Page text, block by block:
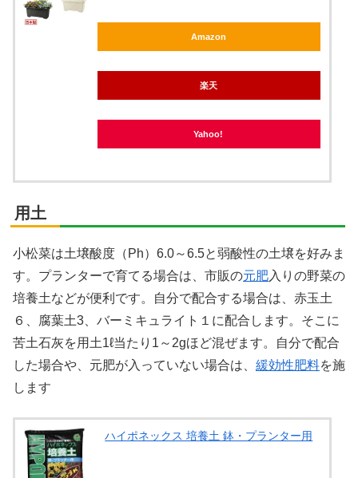
Amazon
楽天
Yahoo!
用土
小松菜は土壌酸度（Ph）6.0～6.5と弱酸性の土壌を好みま
す。プランターで育てる場合は、市販の元肥入りの野菜の
培養土などが便利です。自分で配合する場合は、赤玉土
６、腐葉土3、バーミキュライト１に配合します。そこに
苦土石灰を用土1ℓ当たり1～2gほど混ぜます。自分で配合
した場合や、元肥が入っていない場合は、 緩効性肥料を施
します
ハイポネックス 培養土 鉢・プランター用